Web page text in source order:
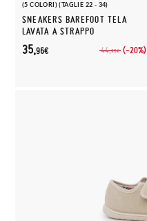
(5 COLORI) (TAGLIE 22 - 34)
SNEAKERS BAREFOOT TELA
LAVATA A STRAPPO
44,95€ (-20%)
35,96€